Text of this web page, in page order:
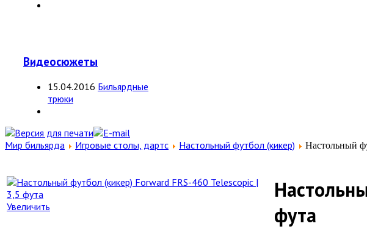
Видеосюжеты
15.04.2016 Бильярдные
трюки
Мир бильярда Игровые столы, дартс Настольный футбол (кикер) Настольный
Увеличить
фута